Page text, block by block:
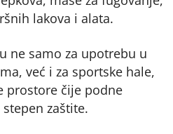
lakova i alata.
ne samo za upotrebu u
već i za sportske hale,
prostore čije podne
zaštite.